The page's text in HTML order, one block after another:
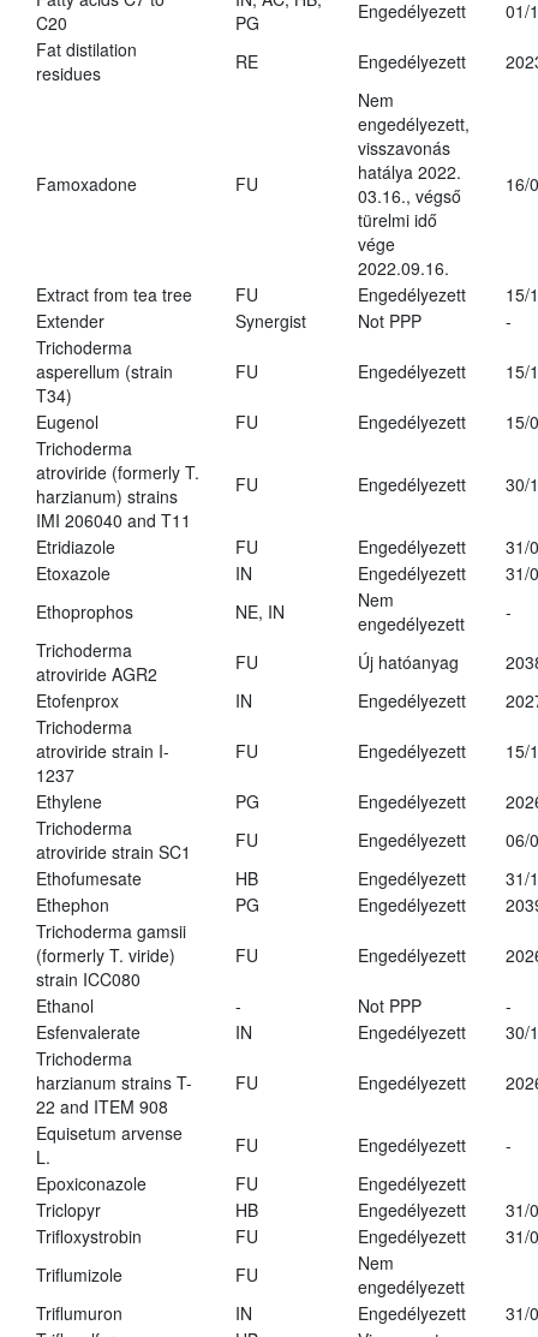
C20
PG
Engedélyezett
01/
Fat distilation
residues
RE Engedélyezett
Famoxadone FU
Nem
engedélyezett,
visszavonás
hatálya 2022.
03.16., végső
türelmi idő
vége
2022.09.16.
16/
Extract from tea tree FU Engedélyezett
15/
Extender
Synergist Not PPP
-
Trichoderma
asperellum (strain
T34)
FU Engedélyezett 15/
Eugenol FU Engedélyezett
15/
Trichoderma
atroviride (formerly T.
harzianum) strains
IMI 206040 and T11
FU Engedélyezett 30/
Etridiazole FU Engedélyezett
31/
Etoxazole
IN Engedélyezett
31/
Ethoprophos
NE, IN
Nem
engedélyezett
-
Trichoderma
atroviride AGR2
FU Új hatóanyag
Etofenprox
IN Engedélyezett
Trichoderma
atroviride strain I-
1237
FU Engedélyezett 15/
Ethylene PG Engedélyezett
Trichoderma
atroviride strain SC1
FU Engedélyezett
06/
Ethofumesate
HB Engedélyezett
31/
Ethephon
PG Engedélyezett
Trichoderma gamsii
(formerly T. viride)
strain ICC080
FU Engedélyezett
Ethanol - Not PPP
-
Esfenvalerate
IN Engedélyezett
30/
Trichoderma
harzianum strains T-
22 and ITEM 908
FU Engedélyezett
Equisetum arvense
L.
FU Engedélyezett
-
Epoxiconazole
FU
Engedélyezett
Triclopyr
HB Engedélyezett
31/
Trifloxystrobin
FU Engedélyezett
31/
Triflumizole
FU
Nem
engedélyezett
Triflumuron
IN Engedélyezett
31/